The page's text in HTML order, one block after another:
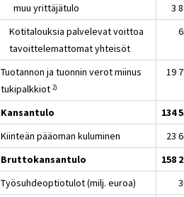
muu yrittäjätulo
3
Kotitalouksia palvelevat voittoa
tavoittelemattomat yhteisöt
Tuotannon ja tuonnin verot miinus
tukipalkkiot2)
19
Kansantulo 134
Kiinteän pääoman kuluminen
23
Bruttokansantulo
158
Työsuhdeoptiotulot (milj. euroa)